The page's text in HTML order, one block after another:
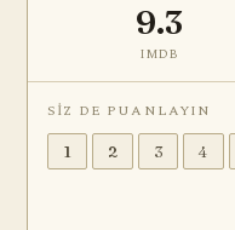
9.3
IMDB
SIZ DE PUANLAYIN
1 2 3 4